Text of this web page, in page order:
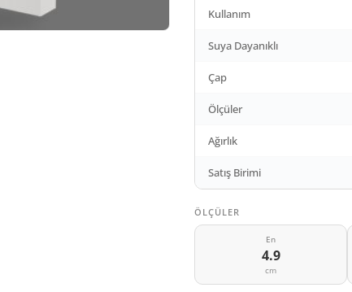
Kullanım
Suya Dayanıklı
Çap
Ölçüler
Ağırlık
Satış Birimi
ÖLÇÜLER
En
4.9
cm